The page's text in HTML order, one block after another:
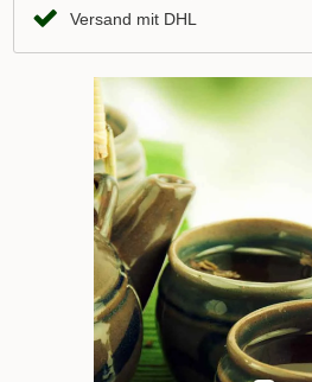
Versand mit DHL